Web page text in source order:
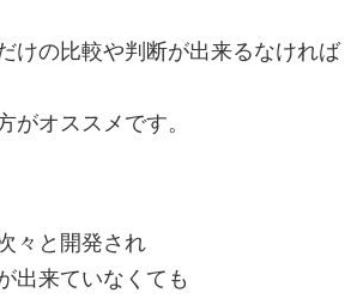
けの比較や判断が出来るなければ
がオススメです。
々と開発され
出来ていなくても